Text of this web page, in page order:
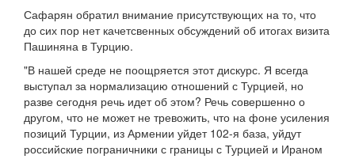
Сафарян обратил внимание присутствующих на то, что
до сих пор нет качетсвенных обсуждений об итогах визита
Пашиняна в Турцию.
"В нашей среде не поощряется этот дискурс. Я всегда
выступал за нормализацию отношений с Турцией, но
разве сегодня речь идет об этом? Речь совершенно о
другом, что не может не тревожить, что на фоне усиления
позиций Турции, из Армении уйдет 102-я база, уйдут
российские пограничники с границы с Турцией и Ираном